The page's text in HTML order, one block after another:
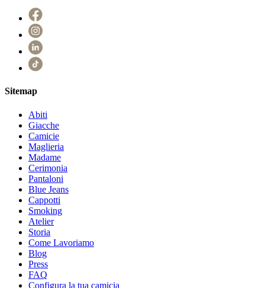
Sitemap
Abiti
Giacche
Camicie
Maglieria
Madame
Cerimonia
Pantaloni
Blue Jeans
Cappotti
Smoking
Atelier
Storia
Come Lavoriamo
Blog
Press
FAQ
Configura la tua camicia